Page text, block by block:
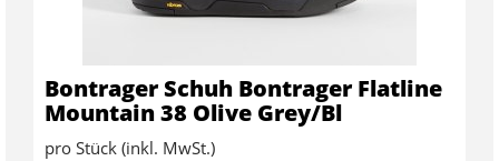
Bontrager Schuh Bontrager Flatline
Mountain 38 Olive Grey/Bl
pro Stück (inkl. MwSt.)